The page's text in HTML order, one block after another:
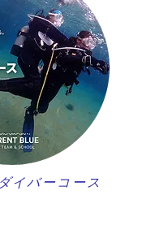
イバーコース